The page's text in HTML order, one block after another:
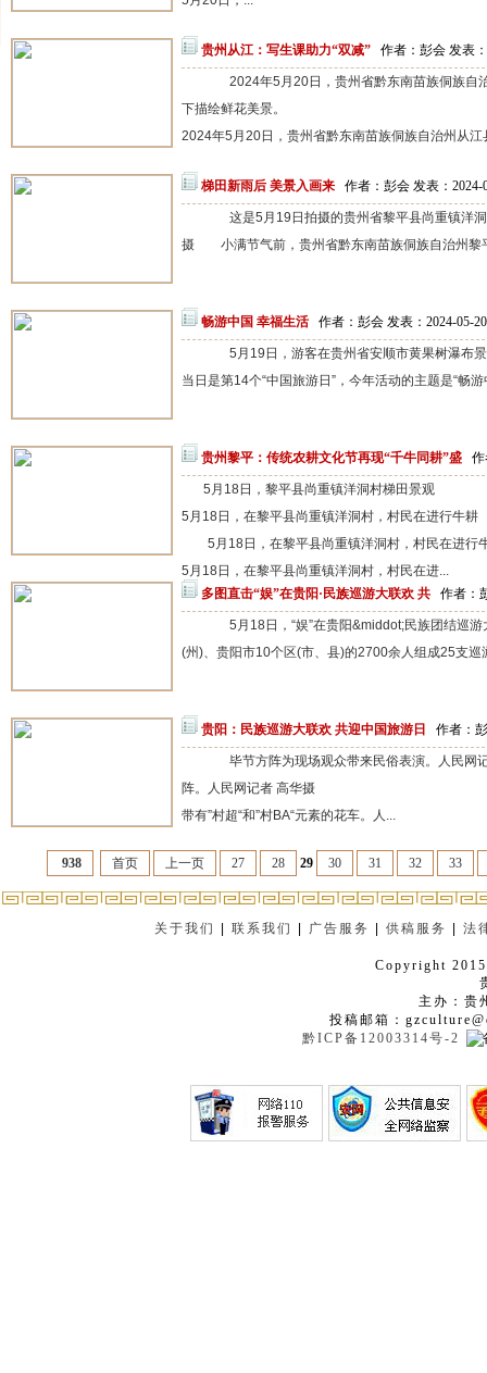
贵州从江：写生课助力“双减” 作者：彭会 发表
2024年5月20日，贵州省黔东南苗族侗族自
下描绘鲜花美景。
2024年5月20日，贵州省黔东南苗族侗族自治州从
梯田新雨后 美景入画来 作者：彭会 发表：2024-
这是5月19日拍摄的贵州省黎平县尚重镇洋洞
摄 小满节气前，贵州省黔东南苗族侗族自治州黎
畅游中国 幸福生活 作者：彭会 发表：2024-05-
5月19日，游客在贵州省安顺市黄果树瀑布
当日是第14个“中国旅游日”，今年活动的主题是“畅
贵州黎平：传统农耕文化节再现“千牛同耕”盛 作
5月18日，黎平县尚重镇洋洞村梯田景观
5月18日，在黎平县尚重镇洋洞村，村民在进行牛耕
5月18日，在黎平县尚重镇洋洞村，村民在进行
5月18日，在黎平县尚重镇洋洞村，村民在进...
多图直击“娱”在贵阳·民族巡游大联欢 共
作者：
5月18日，“娱”在贵阳&middot;民族团结巡游
(州)、贵阳市10个区(市、县)的2700余人组成25支巡
贵阳：民族巡游大联欢 共迎中国旅游日 作者：
毕节方阵为现场观众带来民俗表演。人民网
阵。人民网记者 高华摄
带有”村超“和”村BA“元素的花车。人...
938 首页 上一页 27 28 29 30 31 32 33
关于我们 |联系我们 广告服务 |供稿服务 |法
Copyright
主办：贵
投稿邮箱：
黔ICP备12003314号-2